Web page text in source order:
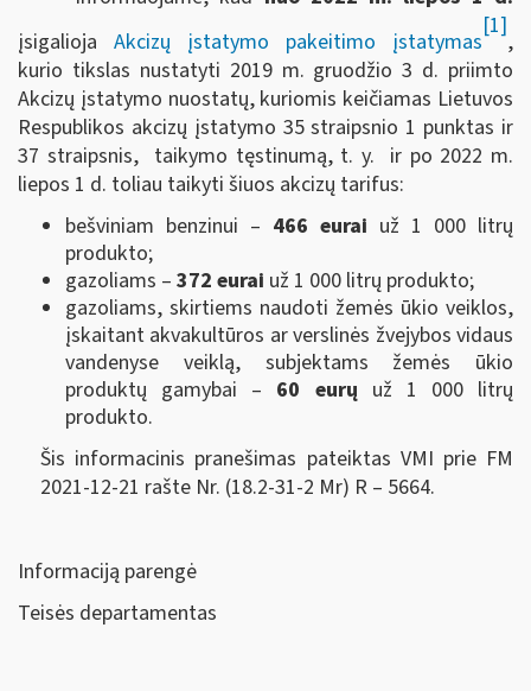
įsigalioja Akcizų įstatymo pakeitimo įstatymas
[1]
,
kurio tikslas nustatyti 2019 m. gruodžio 3 d. priimto
Akcizų įstatymo nuostatų, kuriomis keičiamas Lietuvos
Respublikos akcizų įstatymo 35 straipsnio 1 punktas ir
37 straipsnis, taikymo tęstinumą, t. y. ir po 2022 m.
liepos 1 d. toliau taikyti šiuos akcizų tarifus:
bešviniam benzinui – 466 eurai už 1 000 litrų
produkto;
gazoliams – 372 eurai už 1 000 litrų produkto;
gazoliams, skirtiems naudoti žemės ūkio veiklos,
įskaitant akvakultūros ar verslinės žvejybos vidaus
vandenyse veiklą, subjektams žemės ūkio
produktų gamybai – 60 eurų už 1 000 litrų
produkto.
Šis informacinis pranešimas pateiktas VMI prie FM
2021-12-21 rašte Nr. (18.2-31-2 Mr) R – 5664.
Informaciją parengė
Teisės departamentas